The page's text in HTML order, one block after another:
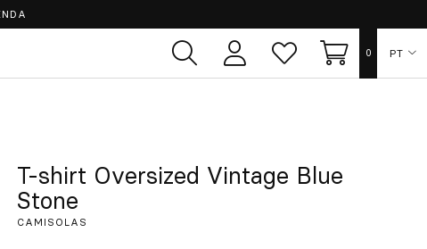
Área
de
Lista
de
Carrinho
0 PT
T-shirt Oversized Vintage Blue
Stone
CAMISOLAS